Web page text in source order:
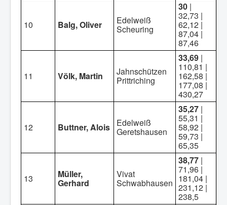
10 Balg, Oliver Edelweiß
Scheuring
30 |
32,73 |
62,12 |
87,04 |
87,46
11 Völk, Martin Jahnschützen
Prittriching
33,69 |
110,81 |
162,58 |
177,08 |
430,27
12 Buttner, Alois Edelweiß
Geretshausen
35,27 |
55,31 |
58,92 |
59,73 |
65,35
13 Müller,
Gerhard
Vivat
Schwabhausen
38,77 |
71,96 |
181,04 |
231,12 |
238,5